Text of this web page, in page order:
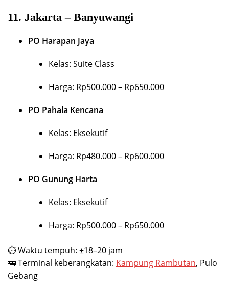
11. Jakarta – Banyuwangi
PO Harapan Jaya
Kelas: Suite Class
Harga: Rp500.000 – Rp650.000
PO Pahala Kencana
Kelas: Eksekutif
Harga: Rp480.000 – Rp600.000
PO Gunung Harta
Kelas: Eksekutif
Harga: Rp500.000 – Rp650.000
⏱ Waktu tempuh: ±18–20 jam
🚌 Terminal keberangkatan: Kampung Rambutan, Pulo
Gebang